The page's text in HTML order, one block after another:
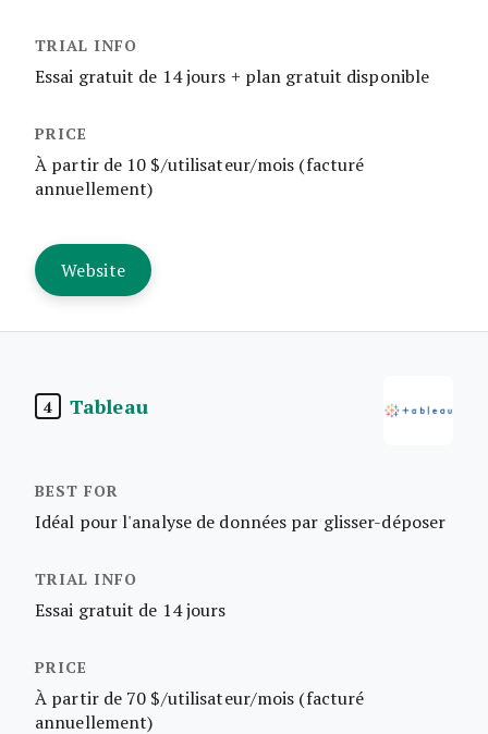
Essai gratuit de 14 jours + plan gratuit disponible
À partir de 10 $/utilisateur/mois (facturé
annuellement)
Website
4 Tableau
Idéal pour l'analyse de données par glisser-déposer
Essai gratuit de 14 jours
À partir de 70 $/utilisateur/mois (facturé
annuellement)